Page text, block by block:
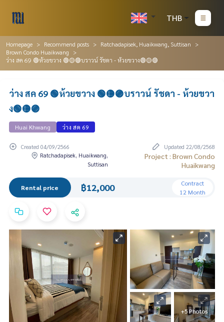
THB
Homepage Recommend posts
Ratchadapisek, Huaikwang, Suttisan
Brown Condo Huaikwang
ว่าง สค 69 🟢ห้วยขวาง 🟢🟡🟣บราวน์ รัชดา - ห้วยขวาง🟢🟡🟣
ว่าง สค 69 🟢ห้วยขวาง 🟢🟡🟣บราวน์ รัชดา - ห้วยขวา
ง🟢🟡🟣
Huai Khwang ว่าง สค 69
Created 04/09/2566
Updated 22/08/2568
Ratchadapisek, Huaikwang,
Suttisan
Project : Brown Condo
Huaikwang
Rental price ฿12,000
Contract
12 Month
+5 Photos